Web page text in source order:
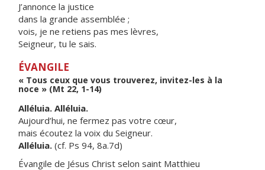
J’annonce la justice
dans la grande assemblée ;
vois, je ne retiens pas mes lèvres,
Seigneur, tu le sais.
ÉVANGILE
« Tous ceux que vous trouverez, invitez-les à la
noce » (Mt 22, 1-14)
Alléluia. Alléluia.
Aujourd’hui, ne fermez pas votre cœur,
mais écoutez la voix du Seigneur.
Alléluia. (cf. Ps 94, 8a.7d)
Évangile de Jésus Christ selon saint Matthieu